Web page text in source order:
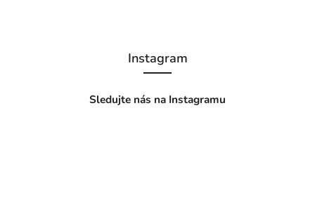
Instagram
Sledujte nás na Instagramu